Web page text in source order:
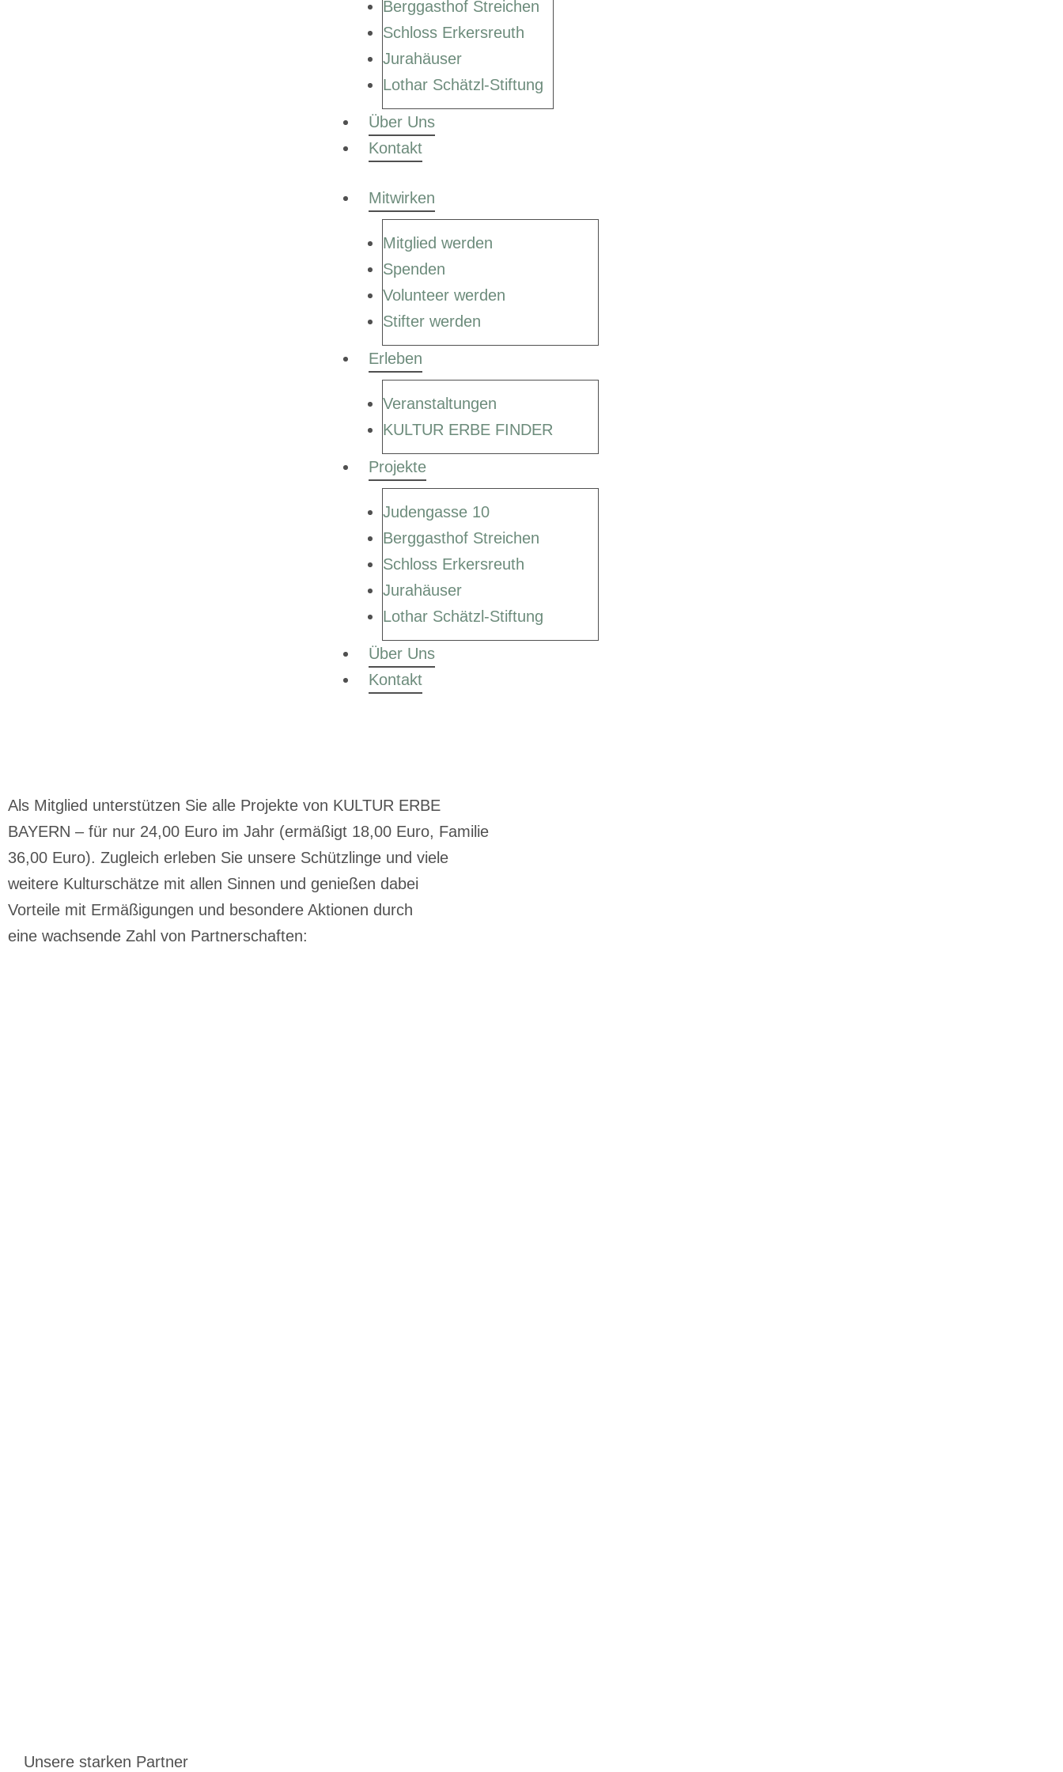
Berggasthof Streichen
Schloss Erkersreuth
Jurahäuser
Lothar Schätzl-Stiftung
Über Uns
Kontakt
Mitwirken
Mitglied werden
Spenden
Volunteer werden
Stifter werden
Erleben
Veranstaltungen
KULTUR ERBE FINDER
Projekte
Judengasse 10
Berggasthof Streichen
Schloss Erkersreuth
Jurahäuser
Lothar Schätzl-Stiftung
Über Uns
Kontakt
Als Mitglied unterstützen Sie alle Projekte von KULTUR ERBE
BAYERN – für nur 24,00 Euro im Jahr (ermäßigt 18,00 Euro, Familie
36,00 Euro). Zugleich erleben Sie unsere Schützlinge und viele
weitere Kulturschätze mit allen Sinnen und genießen dabei
Vorteile mit Ermäßigungen und besondere Aktionen durch
eine wachsende Zahl von Partnerschaften:
Unsere starken Partner